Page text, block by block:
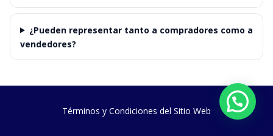
¿Pueden representar tanto a compradores como a
vendedores?
Términos y Condiciones del Sitio Web